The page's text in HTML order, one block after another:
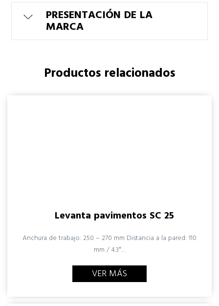
PRESENTACIÓN DE LA
MARCA
Productos relacionados
Levanta pavimentos SC 25
Anchura de trabajo: 250 – 270 mm Distancia a la pared: 110
mm / 4.3″…
VER MÁS